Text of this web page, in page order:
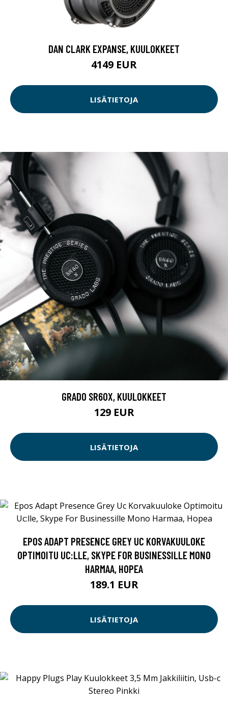
DAN CLARK EXPANSE, KUULOKKEET
4149 EUR
LISÄTIETOJA
GRADO SR60X, KUULOKKEET
129 EUR
LISÄTIETOJA
EPOS ADAPT PRESENCE GREY UC KORVAKUULOKE
OPTIMOITU UC:LLE, SKYPE FOR BUSINESSILLE MONO
HARMAA, HOPEA
189.1 EUR
LISÄTIETOJA